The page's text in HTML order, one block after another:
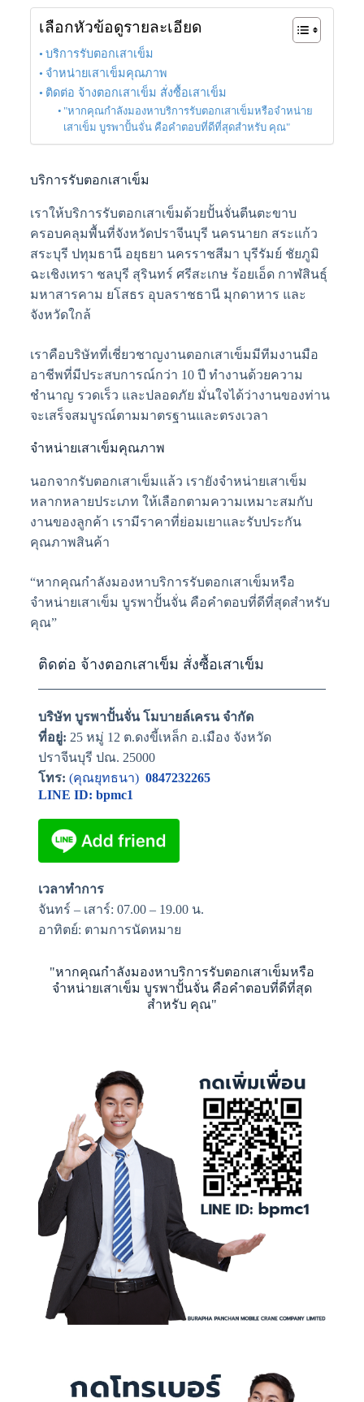
เลือกหัวข้อดูรายละเอียด
บริการรับตอกเสาเข็ม
จำหน่ายเสาเข็มคุณภาพ
ติดต่อ จ้างตอกเสาเข็ม สั่งซื้อเสาเข็ม
"หากคุณกำลังมองหาบริการรับตอกเสาเข็มหรือจำหน่าย
เสาเข็ม บูรพาปั้นจั่น คือคำตอบที่ดีที่สุดสำหรับ คุณ"
บริการรับตอกเสาเข็ม
เราให้บริการรับตอกเสาเข็มด้วยปั้นจั่นตีนตะขาบ
ครอบคลุมพื้นที่จังหวัดปราจีนบุรี นครนายก สระแก้ว
สระบุรี ปทุมธานี อยุธยา นครราชสีมา บุรีรัมย์ ชัยภูมิ
ฉะเชิงเทรา ชลบุรี สุรินทร์ ศรีสะเกษ ร้อยเอ็ด กาฬสินธุ์
มหาสารคาม ยโสธร อุบลราชธานี มุกดาหาร และ
จังหวัดใกล้
เราคือบริษัทที่เชี่ยวชาญงานตอกเสาเข็มมีทีมงานมือ
อาชีพที่มีประสบการณ์กว่า 10 ปี ทำงานด้วยความ
ชำนาญ รวดเร็ว และปลอดภัย มั่นใจได้ว่างานของท่าน
จะเสร็จสมบูรณ์ตามมาตรฐานและตรงเวลา
จำหน่ายเสาเข็มคุณภาพ
นอกจากรับตอกเสาเข็มแล้ว เรายังจำหน่ายเสาเข็ม
หลากหลายประเภท ให้เลือกตามความเหมาะสมกับ
งานของลูกค้า เรามีราคาที่ย่อมเยาและรับประกัน
คุณภาพสินค้า
“หากคุณกำลังมองหาบริการรับตอกเสาเข็มหรือ
จำหน่ายเสาเข็ม บูรพาปั้นจั่น คือคำตอบที่ดีที่สุดสำหรับ
คุณ”
ติดต่อ จ้างตอกเสาเข็ม สั่งซื้อเสาเข็ม
บริษัท บูรพาปั้นจั่น โมบายล์เครน จำกัด
ที่อยู่: 25 หมู่ 12 ต.ดงขี้เหล็ก อ.เมือง จังหวัด
ปราจีนบุรี ปณ. 25000
โทร: (คุณยุทธนา) 0847232265
LINE ID: bpmc1
เวลาทำการ
จันทร์ – เสาร์: 07.00 – 19.00 น.
อาทิตย์: ตามการนัดหมาย
"หากคุณกำลังมองหาบริการรับตอกเสาเข็มหรือ
จำหน่ายเสาเข็ม บูรพาปั้นจั่น คือคำตอบที่ดีที่สุด
สำหรับ คุณ"